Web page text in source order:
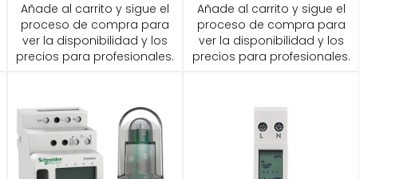
Añade al carrito y sigue el
proceso de compra para
ver la disponibilidad y los
precios para profesionales.
Añade al carrito y sigue el
proceso de compra para
ver la disponibilidad y los
precios para profesionales.